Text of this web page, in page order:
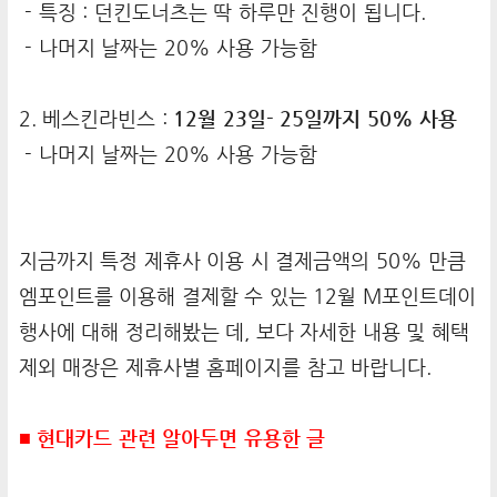
- 특징 : 던킨도너츠는 딱 하루만 진행이 됩니다.
- 나머지 날짜는 20% 사용 가능함
2. 베스킨라빈스 : 12월 23일- 25일까지 50% 사용
- 나머지 날짜는 20% 사용 가능함
지금까지 특정 제휴사 이용 시 결제금액의 50% 만큼
엠포인트를 이용해 결제할 수 있는 12월 M포인트데이
행사에 대해 정리해봤는 데, 보다 자세한 내용 및 혜택
제외 매장은 제휴사별 홈페이지를 참고 바랍니다.
■ 현대카드 관련 알아두면 유용한 글